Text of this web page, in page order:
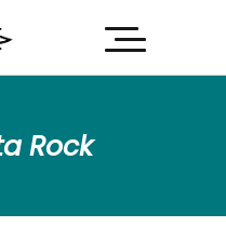
Rock